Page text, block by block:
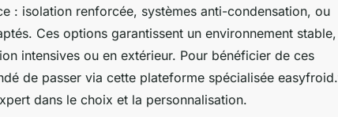
: isolation renforcée, systèmes anti-condensation, ou
Ces options garantissent un environnement stable,
intensives ou en extérieur. Pour bénéficier de ces
de passer via cette plateforme spécialisée
dans le choix et la personnalisation.